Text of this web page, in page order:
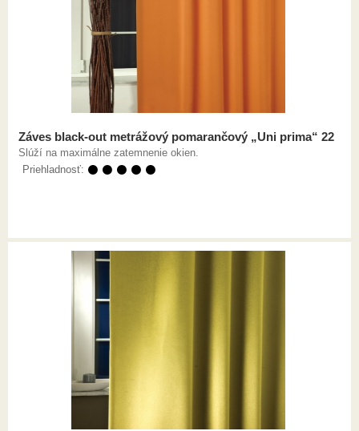
Záves black-out metrážový pomarančový „Uni prima“ 22
Slúží na maximálne zatemnenie okien.
Priehladnosť: ⚫ ⚫ ⚫ ⚫ ⚫